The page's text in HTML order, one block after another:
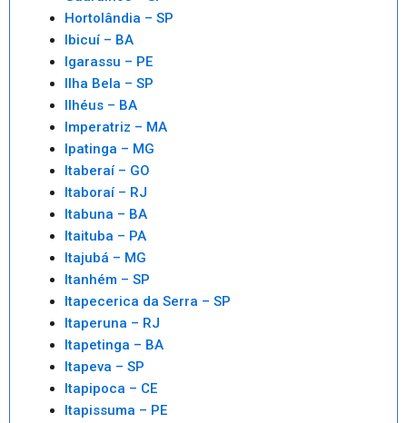
Hortolândia – SP
Ibicuí – BA
Igarassu – PE
Ilha Bela – SP
Ilhéus – BA
Imperatriz – MA
Ipatinga – MG
Itaberaí – GO
Itaboraí – RJ
Itabuna – BA
Itaituba – PA
Itajubá – MG
Itanhém – SP
Itapecerica da Serra – SP
Itaperuna – RJ
Itapetinga – BA
Itapeva – SP
Itapipoca – CE
Itapissuma – PE